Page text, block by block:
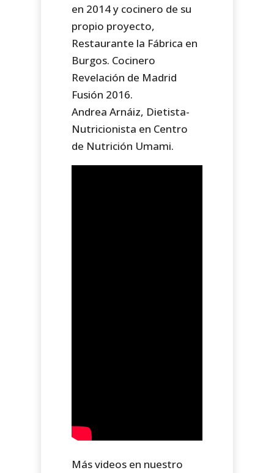
en 2014 y cocinero de su
propio proyecto,
Restaurante la Fábrica en
Burgos. Cocinero
Revelación de Madrid
Fusión 2016.
Andrea Arnáiz, Dietista-
Nutricionista en Centro
de Nutrición Umami.
Más videos en nuestro